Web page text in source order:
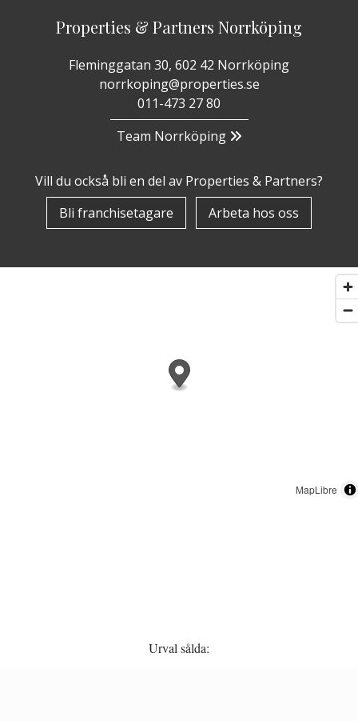
Properties & Partners Norrköping
Fleminggatan 30, 602 42 Norrköping
norrkoping@properties.se
011-473 27 80
Team Norrköping
Vill du också bli en del av Properties & Partners?
Bli franchisetagare
Arbeta hos oss
MapLibre
Urval sålda: